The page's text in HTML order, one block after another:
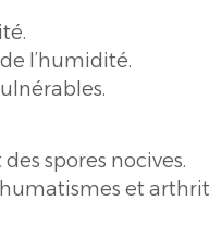
l’humidité.
spores nocives.
et